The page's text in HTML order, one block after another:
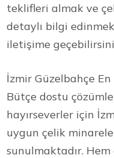
teklifleri almak ve
detaylı bilgi
iletişime
İzmir Güzelbahçe
Bütçe dostu
hayırseverler için
uygun çelik
sunulmaktadır.